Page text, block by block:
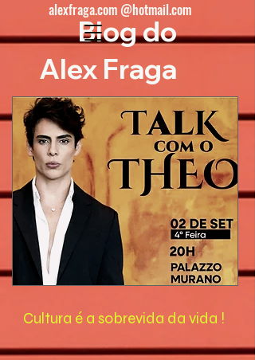
Cultura é a sobrevida da vida !
Blog do
Alex Fraga
alexfraga.com @hotmail.com